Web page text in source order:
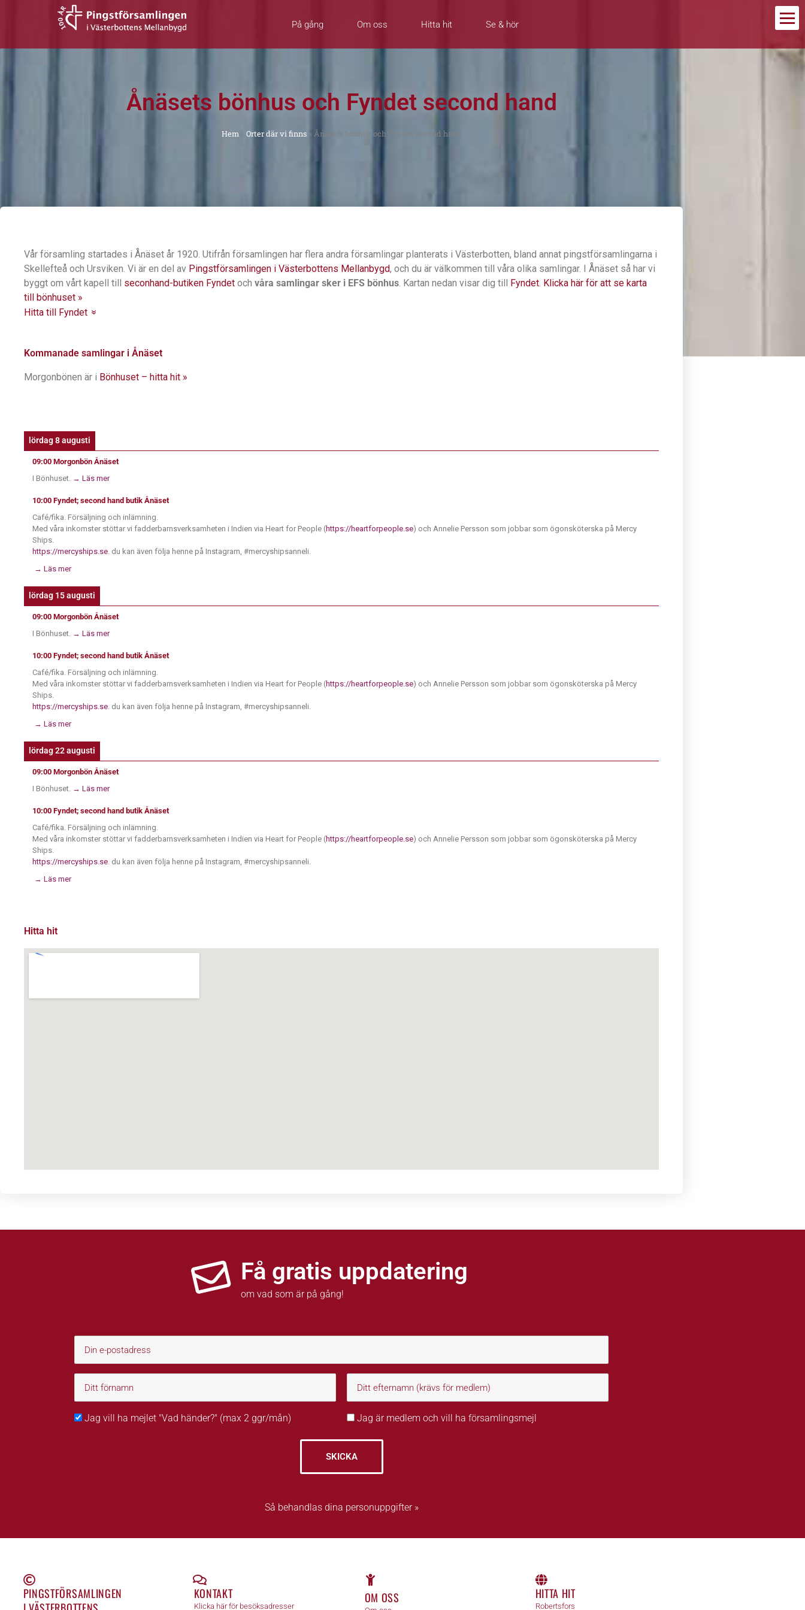
På gång Om oss Hitta hit Se & hör
Ånäsets bönhus och Fyndet second hand
Hem Orter där vi finns» Ånäsets bönhus och Fyndet second hand
Vår församling startades i Ånäset år 1920. Utifrån församlingen har flera andra församlingar planterats i Västerbotten, bland annat pingstförsamlingarna i
Skellefteå och Ursviken. Vi är en del av Pingstförsamlingen i Västerbottens Mellanbygd, och du är välkommen till våra olika samlingar. I Ånäset så har vi
byggt om vårt kapell till seconhand-butiken Fyndet och våra samlingar sker i EFS bönhus. Kartan nedan visar dig till Fyndet. Klicka här för att se karta
till bönhuset »
Hitta till Fyndet
»
Kommanade samlingar i Ånäset
Morgonbönen är i Bönhuset – hitta hit »
lördag 8 augusti
09:00 Morgonbön Ånäset
I Bönhuset. → Läs mer
10:00 Fyndet; second hand butik Ånäset
Café/fika. Försäljning och inlämning.
Med våra inkomster stöttar vi fadderbarnsverksamheten i Indien via Heart for People (https://heartforpeople.se) och Annelie Persson som jobbar som ögonsköterska på Mercy
Ships.
https://mercyships.se. du kan även följa henne på Instagram, #mercyshipsanneli.
→ Läs mer
lördag 15 augusti
09:00 Morgonbön Ånäset
I Bönhuset. → Läs mer
10:00 Fyndet; second hand butik Ånäset
Café/fika. Försäljning och inlämning.
Med våra inkomster stöttar vi fadderbarnsverksamheten i Indien via Heart for People (https://heartforpeople.se) och Annelie Persson som jobbar som ögonsköterska på Mercy
Ships.
https://mercyships.se. du kan även följa henne på Instagram, #mercyshipsanneli.
→ Läs mer
lördag 22 augusti
09:00 Morgonbön Ånäset
I Bönhuset. → Läs mer
10:00 Fyndet; second hand butik Ånäset
Café/fika. Försäljning och inlämning.
Med våra inkomster stöttar vi fadderbarnsverksamheten i Indien via Heart for People (https://heartforpeople.se) och Annelie Persson som jobbar som ögonsköterska på Mercy
Ships.
https://mercyships.se. du kan även följa henne på Instagram, #mercyshipsanneli.
→ Läs mer
Hitta hit
Få gratis uppdatering
om vad som är på gång!
Jag vill ha mejlet "Vad händer?" (max 2 ggr/mån) Jag är medlem och vill ha församlingsmejl
SKICKA
Så behandlas dina personuppgifter »
PINGSTFÖRSAMLINGEN
KONTAKT
Klicka här för besöksadresser
OM OSS HITTA HIT
Robertsfors